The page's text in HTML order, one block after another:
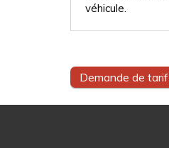
véhicule.
Demande de tarif